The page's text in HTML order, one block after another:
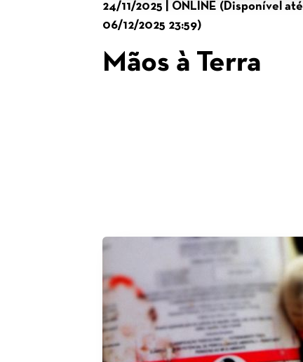
24/11/2025 | ONLINE (Disponível até
06/12/2025 23:59)
Mãos à Terra